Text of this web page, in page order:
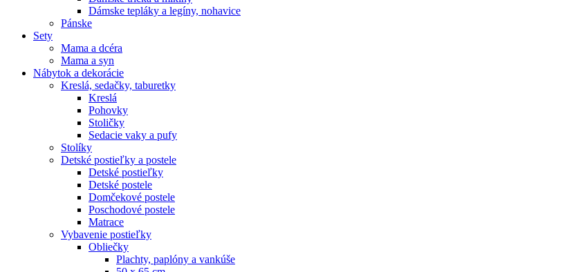
Dámske tepláky a legíny, nohavice
Pánske
Sety
Mama a dcéra
Mama a syn
Nábytok a dekorácie
Kreslá, sedačky, taburetky
Kreslá
Pohovky
Stoličky
Sedacie vaky a pufy
Stolíky
Detské postieľky a postele
Detské postieľky
Detské postele
Domčekové postele
Poschodové postele
Matrace
Vybavenie postieľky
Obliečky
Plachty, paplóny a vankúše